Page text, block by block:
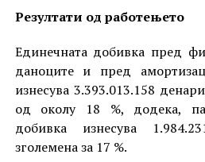
Резултати од работењето
Единечната добивка пред
даноците и пред
изнесува 3.393.013.158
од околу 18 %, додека,
добивка изнесува
зголемена за 17 %.